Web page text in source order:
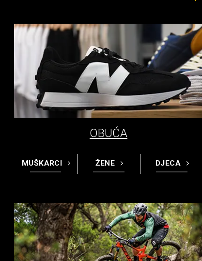
OBUĆA
MUŠKARCI ŽENE DJECA